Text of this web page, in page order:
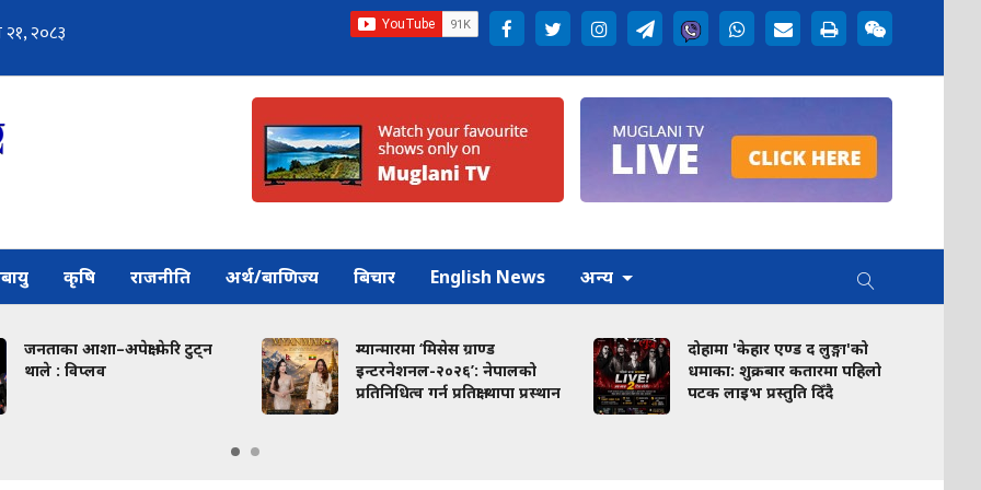
कृषि राजनीति अर्थ/बाणिज्य बिचार English News अन्य
जनताका आशा–अपेक्षा फेरि टुट्न
थाले : विप्लव
म्यान्मारमा ‘मिसेस ग्राण्ड
इन्टरनेशनल-२०२६’: नेपालको
प्रतिनिधित्व गर्न प्रतिक्षा थापा प्रस्थान
दोहामा 'केहार एण्ड द लुङ्गा'को
धमाका: शुक्रबार कतारमा पहिलो
पटक लाइभ प्रस्तुति दिँदै